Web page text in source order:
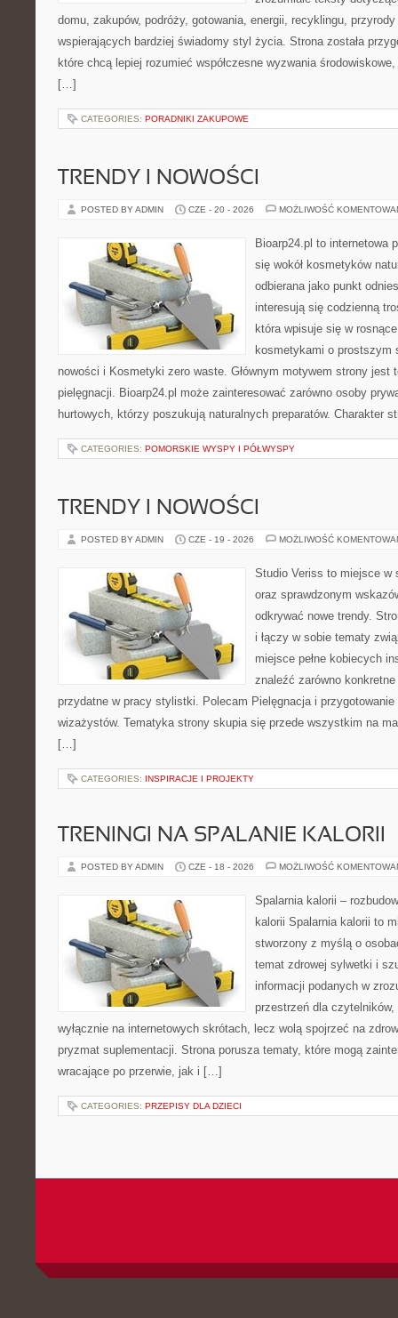
domu, zakupów, podróży, gotowania, energii, recyklingu,
wspierających bardziej świadomy styl życia. Strona została
które chcą lepiej rozumieć współczesne wyzwania
[…]
CATEGORIES: PORADNIKI ZAKUPOWE
TRENDY I NOWOŚCI
POSTED BY ADMIN CZE - 20 - 2026 MOŻLIWOŚĆ
Bioarp24.pl to internetowa
się wokół kosmetyków
odbierana jako punkt
interesują się codzienną
która wpisuje się w
kosmetykami o prostszym
nowości i Kosmetyki zero waste. Głównym motywem strony jest
pielęgnacji. Bioarp24.pl może zainteresować zarówno osoby
hurtowych, którzy poszukują naturalnych preparatów. Charakter
CATEGORIES: POMORSKIE WYSPY I PÓŁWYSPY
TRENDY I NOWOŚCI
POSTED BY ADMIN CZE - 19 - 2026 MOŻLIWOŚĆ
Studio Veriss to miejsce w
oraz sprawdzonym
odkrywać nowe trendy.
i łączy w sobie tematy
miejsce pełne kobiecych
znaleźć zarówno
przydatne w pracy stylistki. Polecam Pielęgnacja i
wizażystów. Tematyka strony skupia się przede wszystkim na
[…]
CATEGORIES: INSPIRACJE I PROJEKTY
TRENINGI NA SPALANIE KALORII
POSTED BY ADMIN CZE - 18 - 2026 MOŻLIWOŚĆ
Spalarnia kalorii –
kalorii Spalarnia kalorii to
stworzony z myślą o
temat zdrowej sylwetki i
informacji podanych w
przestrzeń dla
wyłącznie na internetowych skrótach, lecz wolą spojrzeć na
pryzmat suplementacji. Strona porusza tematy, które mogą
wracające po przerwie, jak i […]
CATEGORIES: PRZEPISY DLA DZIECI